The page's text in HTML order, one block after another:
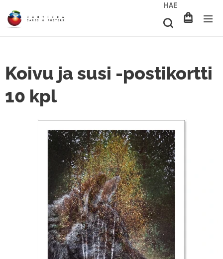
HAE
Koivu ja susi -postikortti
10 kpl